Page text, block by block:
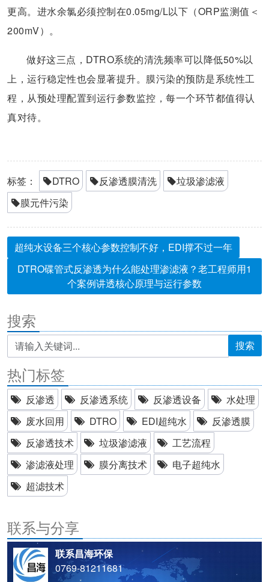
更高。进水余氯必须控制在0.05mg/L以下（ORP监测值＜
200mV）。
做好这三点，DTRO系统的清洗频率可以降低50%以
上，运行稳定性也会显著提升。膜污染的预防是系统性工
程，从预处理配置到运行参数监控，每一个环节都值得认
真对待。
标签： DTRO 反渗透膜清洗
垃圾渗滤液
膜元件污染
超纯水设备三个核心参数控制不好，EDI撑不过一年
DTRO碟管式反渗透为什么能处理渗滤液？老工程师用1
个案例讲透核心原理与运行参数
搜索
搜索
热门标签
反渗透 反渗透系统 反渗透设备
水处理
废水回用
DTRO EDI超纯水
反渗透膜
反渗透技术
垃圾渗滤液
工艺流程
渗滤液处理
膜分离技术
电子超纯水
超滤技术
联系与分享
联系昌海环保
0769-81211681